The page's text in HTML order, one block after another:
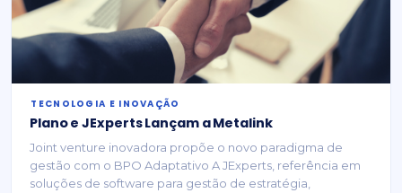
⁠TECNOLOGIA E INOVAÇÃO
Plano e JExperts Lançam a Metalink
Joint venture inovadora propõe o novo paradigma de
gestão com o BPO Adaptativo A JExperts, referência em
soluções de software para gestão de estratégia,